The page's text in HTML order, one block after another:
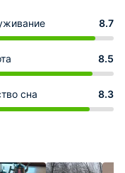
8.7
8.5
сна 8.3